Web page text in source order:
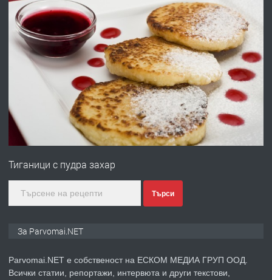
преди 1 година
ПРЕДЛАГА
Първи поход "По стъпките на Ангел
Войвода"
преди 1 година
ПРЕДЛАГА
Монтажник на малки детайли за
преди 1 година
Тиганици с пудра захар
Търси
За Parvomai.NET
Parvomai.NET е собственост на ЕСКОМ МЕДИА ГРУП ООД.
Всички статии, репортажи, интервюта и други текстови,